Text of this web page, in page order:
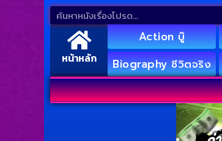
หน้าหลัก
Action บู๊
Biography ชีวิตจริง